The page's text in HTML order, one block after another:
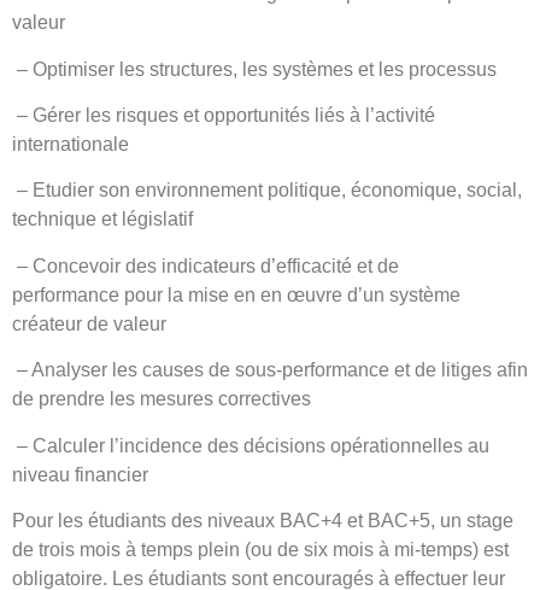
valeur
– Optimiser les structures, les systèmes et les processus
– Gérer les risques et opportunités liés à l’activité
internationale
– Etudier son environnement politique, économique, social,
technique et législatif
– Concevoir des indicateurs d’efficacité et de
performance pour la mise en en œuvre d’un système
créateur de valeur
– Analyser les causes de sous-performance et de litiges afin
de prendre les mesures correctives
– Calculer l’incidence des décisions opérationnelles au
niveau financier
Pour les étudiants des niveaux BAC+4 et BAC+5, un stage
de trois mois à temps plein (ou de six mois à mi-temps) est
obligatoire. Les étudiants sont encouragés à effectuer leur